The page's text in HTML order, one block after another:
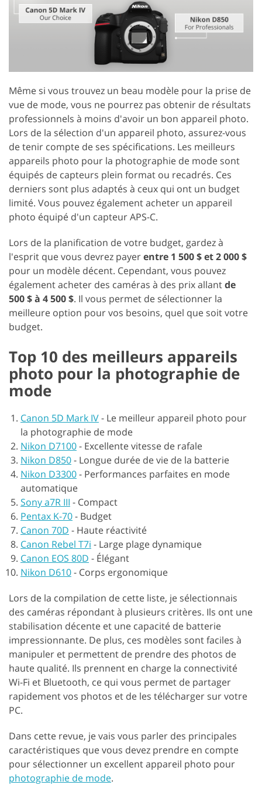
Même si vous trouvez un beau modèle pour la prise de
vue de mode, vous ne pourrez pas obtenir de résultats
professionnels à moins d'avoir un bon appareil photo.
Lors de la sélection d'un appareil photo, assurez-vous
de tenir compte de ses spécifications. Les meilleurs
appareils photo pour la photographie de mode sont
équipés de capteurs plein format ou recadrés. Ces
derniers sont plus adaptés à ceux qui ont un budget
limité. Vous pouvez également acheter un appareil
photo équipé d'un capteur APS-C.
Lors de la planification de votre budget, gardez à
l'esprit que vous devrez payerentre 1 500 $ et 2 000 $
pour un modèle décent. Cependant, vous pouvez
également acheter des caméras à des prix allantde
500 $ à 4 500 $. Il vous permet de sélectionner la
meilleure option pour vos besoins, quel que soit votre
budget.
Top 10 des meilleurs appareils
photo pour la photographie de
mode
Canon 5D Mark IV- Le meilleur appareil photo pour
la photographie de mode
Nikon D7100- Excellente vitesse de rafale
Nikon D850- Longue durée de vie de la batterie
Nikon D3300- Performances parfaites en mode
automatique
Sony a7R III - Compact
Pentax K-70- Budget
Canon 70D - Haute réactivité
Canon Rebel T7i - Large plage dynamique
Canon EOS 80D - Élégant
Nikon D610- Corps ergonomique
Lors de la compilation de cette liste, je sélectionnais
des caméras répondant à plusieurs critères. Ils ont une
stabilisation décente et une capacité de batterie
impressionnante. De plus, ces modèles sont faciles à
manipuler et permettent de prendre des photos de
haute qualité. Ils prennent en charge la connectivité
Wi-Fi et Bluetooth, ce qui vous permet de partager
rapidement vos photos et de les télécharger sur votre
PC.
Dans cette revue, je vais vous parler des principales
caractéristiques que vous devez prendre en compte
pour sélectionner un excellent appareil photo pour
photographie de mode.